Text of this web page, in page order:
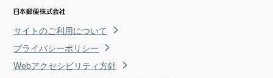
サイトのご利用について
プライバシーポリシー
Webアクセシビリティ方針